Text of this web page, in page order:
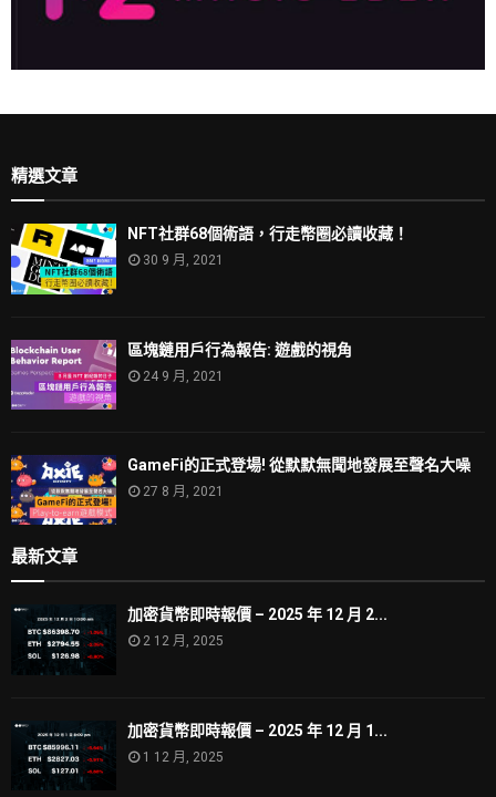
精選文章
NFT社群68個術語，行走幣圈必讀收藏！
30 9 月, 2021
區塊鏈用戶行為報告: 遊戲的視角
24 9 月, 2021
GameFi的正式登場! 從默默無聞地發展至聲名大噪
27 8 月, 2021
最新文章
加密貨幣即時報價 – 2025 年 12 月 2...
2 12 月, 2025
加密貨幣即時報價 – 2025 年 12 月 1...
1 12 月, 2025